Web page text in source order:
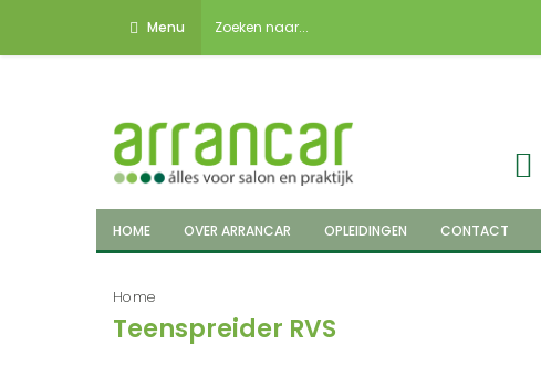
Menu
HOME OVER ARRANCAR OPLEIDINGEN CONTACT
Home
Teenspreider RVS